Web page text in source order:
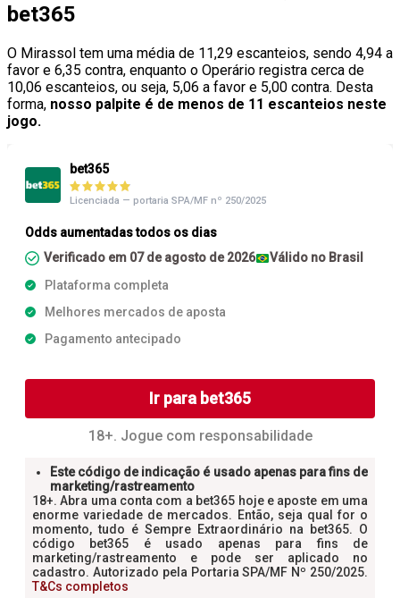
bet365
O Mirassol tem uma média de 11,29 escanteios, sendo 4,94 a
favor e 6,35 contra, enquanto o Operário registra cerca de
10,06 escanteios, ou seja, 5,06 a favor e 5,00 contra. Desta
forma, nosso palpite é de menos de 11 escanteios neste
jogo.